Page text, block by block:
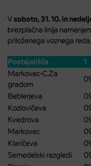
Vsoboto, 31. 10. in
brezplačna linija
priloženega voznega reda.
Postajališča 1
Markovec-C.Za
gradom
Beblerjeva
Kozlovičeva
Kvedrova
Markovec
Klaričeva
Semedelski razgledi